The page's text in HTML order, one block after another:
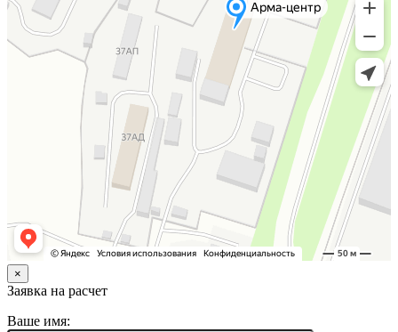
×
Заявка на расчет
Ваше имя: